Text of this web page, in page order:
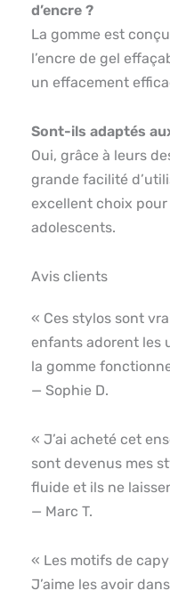
d’encre ?
La gomme est
l’encre de gel
un effacement
Sont-ils adaptés
Oui, grâce à leurs
grande facilité
excellent choix
adolescents.
Avis clients
« Ces stylos sont
enfants adorent les
la gomme
— Sophie D.
« J’ai acheté cet
sont devenus mes
fluide et ils ne
— Marc T.
« Les motifs de
J’aime les avoir